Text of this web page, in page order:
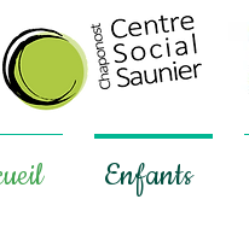
Enfants